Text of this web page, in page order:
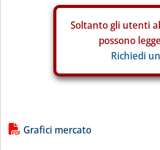
Soltanto gli utenti
possono
Richiedi
Lista allegati PDF alla
Grafici mercato